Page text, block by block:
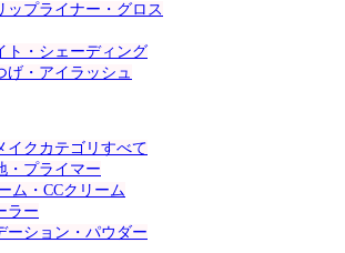
ップライナー・グロス
ト・シェーディング
げ・アイラッシュ
イクカテゴリすべて
・プライマー
ム・CCクリーム
ラー
ーション・パウダー